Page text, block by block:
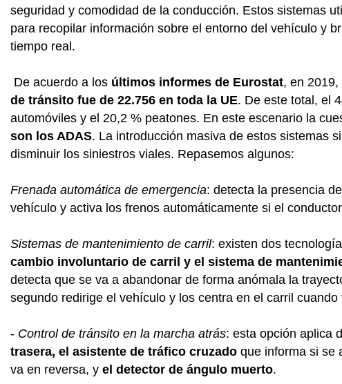
seguridad y comodidad de la conducción. Estos sistemas
para recopilar información sobre el entorno del vehículo y
tiempo real.
De acuerdo a los últimos informes de Eurostat, en 2019,
de tránsito fue de 22.756 en toda la UE. De este total, el
automóviles y el 20,2 % peatones. En este escenario la
son los ADAS. La introducción masiva de estos sistemas
disminuir los siniestros viales. Repasemos algunos:
Frenada automática de emergencia: detecta la presencia
vehículo y activa los frenos automáticamente si el
Sistemas de mantenimiento de carril: existen dos
cambio involuntario de carril y el sistema de
detecta que se va a abandonar de forma anómala la
segundo redirige el vehículo y los centra en el carril
- Control de tránsito en la marcha atrás: esta opción aplica
trasera, el asistente de tráfico cruzado que informa si se
va en reversa, y el detector de ángulo muerto.